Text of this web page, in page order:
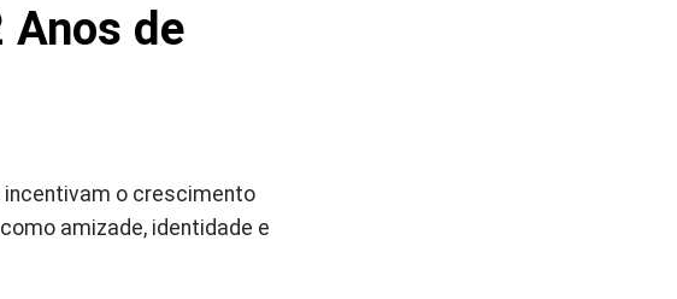
Anos de
incentivam o crescimento
amizade, identidade e